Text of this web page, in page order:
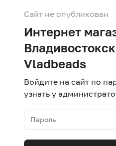
Сайт не опубликован
Интернет
Vladbeads
Войдите на сайт по
узнать у